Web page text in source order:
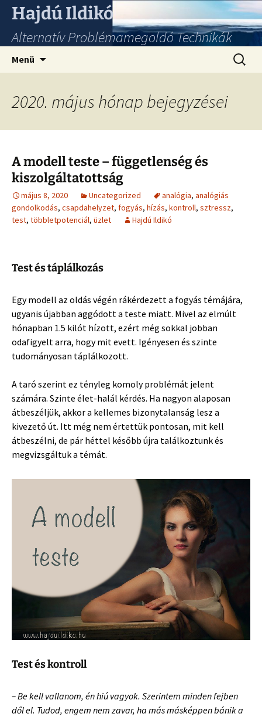
Hajdú Ildikó
Alternatív Problémamegoldó Technikák
Menü
2020. május hónap bejegyzései
A modell teste – függetlenség és
kiszolgáltatottság
május 8, 2020 Uncategorized analógia, analógiás
gondolkodás, csapdahelyzet, fogyás, hízás, kontroll, sztressz,
test, többletpotenciál, üzlet Hajdú Ildikó
Test és táplálkozás
Egy modell az oldás végén rákérdezett a fogyás témájára,
ugyanis újabban aggódott a teste miatt. Mivel az elmúlt
hónapban 1.5 kilót hízott, ezért még sokkal jobban
odafigyelt arra, hogy mit evett. Igényesen és szinte
tudományosan táplálkozott.
A taró szerint ez tényleg komoly problémát jelent
számára. Szinte élet-halál kérdés. Ha nagyon alaposan
átbeszéljük, akkor a kellemes bizonytalanság lesz a
kivezető út. Itt még nem értettük pontosan, mit kell
átbeszélni, de pár héttel később újra találkoztunk és
megvizsgáltuk a témát.
Test és kontroll
– Be kell vallanom, én hiú vagyok. Szerintem minden fejben
dől el. Tudod, engem nem zavar, ha más másképpen bánik a